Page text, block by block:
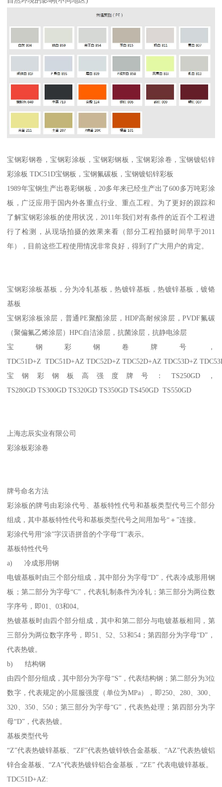
宝钢彩钢卷，宝钢彩涂板，宝钢彩钢板，宝钢彩涂卷，宝钢镀铝锌
彩涂板 TDC51D宝钢板，宝钢氟碳板，宝钢镀铝锌彩板
1989年宝钢生产出卷彩钢板，20多年来已经生产出了600多万吨彩涂
板，广泛应用于国内外各重点行业、重点工程。为了更好的跟踪和
了解宝钢彩涂板的使用状况，2011年我们对有条件的近百个工程进
行了检测，从现场拍摄的效果来看（部分工程拍摄时间早于2011
年），目前这些工程使用情况非常良好，得到了广大用户的肯定。
宝钢彩涂板基板，分为冷轧基板，热镀锌基板，热镀锌基板，镀铬
基板
宝钢彩涂板涂层，普通PE聚酯涂层，HDP高耐候涂层，PVDF氟碳
（聚偏氟乙烯涂层）HPC自洁涂层，抗菌涂层，抗静电涂层
宝钢彩钢卷牌号，
TDC51D+Z TDC51D+AZ TDC52D+Z TDC52D+AZ TDC53D+Z
宝钢彩钢板高强度牌号：TS250GD，
TS280GD TS300GD TS320GD TS350GD TS450GD TS550GD
上海志辰实业有限公司
彩涂板彩涂卷
牌号命名方法
彩涂板的牌号由彩涂代号、基板特性代号和基板类型代号三个部分
组成，其中基板特性代号和基板类型代号之间用加号“＋”连接。
彩涂代号用“涂”字汉语拼音的个字母“T”表示。
基板特性代号
a) 冷成形用钢
电镀基板时由三个部分组成，其中部分为字母“D”，代表冷成形用钢
板；第二部分为字母“C”，代表轧制条件为冷轧；第三部分为两位数
字序号，即01、03和04。
热镀基板时由四个部分组成，其中和第二部分与电镀基板相同，第
三部分为两位数字序号，即51、52、53和54；第四部分为字母“D”，
代表热镀。
b) 结构钢
由四个部分组成，其中部分为字母“S”，代表结构钢；第二部分为3位
数字，代表规定的小屈服强度（单位为MPa），即250、280、300、
320、350、550；第三部分为字母“G”，代表热处理；第四部分为字
母“D”，代表热镀。
基板类型代号
“Z”代表热镀锌基板、“ZF”代表热镀锌铁合金基板、“AZ”代表热镀铝
锌合金基板、“ZA”代表热镀锌铝合金基板，“ZE” 代表电镀锌基板。
TDC51D+AZ: